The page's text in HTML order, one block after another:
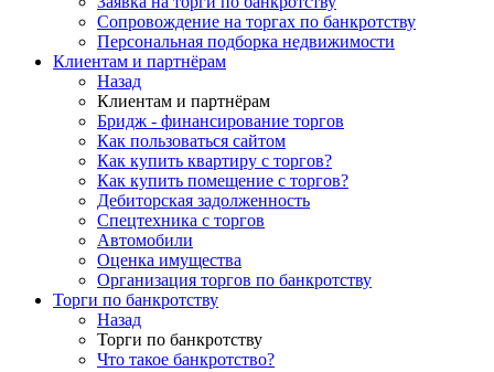
Сопровождение на торгах по банкротству
Персональная подборка недвижимости
Клиентам и партнёрам
Назад
Клиентам и партнёрам
Бридж - финансирование торгов
Как пользоваться сайтом
Как купить квартиру с торгов?
Как купить помещение с торгов?
Дебиторская задолженность
Спецтехника с торгов
Автомобили
Оценка имущества
Организация торгов по банкротству
Торги по банкротству
Назад
Торги по банкротству
Что такое банкротство?